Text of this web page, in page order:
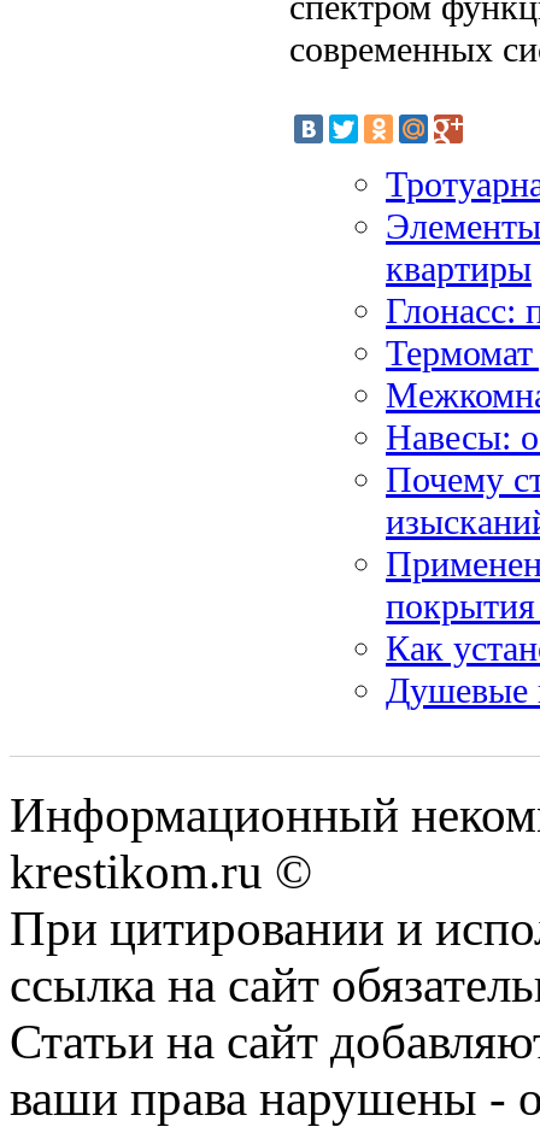
современных
квартиры
Глонасс:
Термомат
Навесы:
Почему
Как
Душевые
Информационный
krestikom.ru ©
При цитировании и
ссылка на сайт
Статьи на сайт
ваши права нарушены -